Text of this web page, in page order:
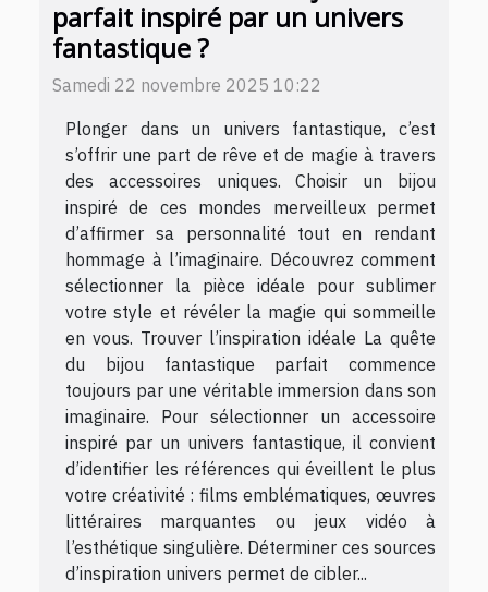
parfait inspiré par un univers
fantastique ?
Samedi 22 novembre 2025 10:22
Plonger dans un univers fantastique, c’est
s’offrir une part de rêve et de magie à travers
des accessoires uniques. Choisir un bijou
inspiré de ces mondes merveilleux permet
d’affirmer sa personnalité tout en rendant
hommage à l’imaginaire. Découvrez comment
sélectionner la pièce idéale pour sublimer
votre style et révéler la magie qui sommeille
en vous. Trouver l’inspiration idéale La quête
du bijou fantastique parfait commence
toujours par une véritable immersion dans son
imaginaire. Pour sélectionner un accessoire
inspiré par un univers fantastique, il convient
d’identifier les références qui éveillent le plus
votre créativité : films emblématiques, œuvres
littéraires marquantes ou jeux vidéo à
l’esthétique singulière. Déterminer ces sources
d’inspiration univers permet de cibler...